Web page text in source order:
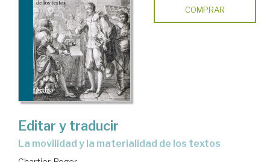
COMPRAR
Editar y traducir
la movilidad y la materialidad de los textos